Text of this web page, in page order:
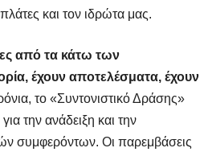
και τον ιδρώτα μας.
από τα κάτω των
έχουν αποτελέσματα, έχουν
το «Συντονιστικό Δράσης»
την ανάδειξη και την
συμφερόντων. Οι παρεμβάσεις